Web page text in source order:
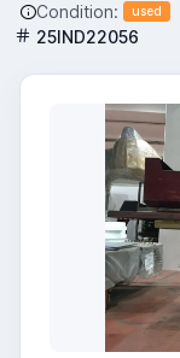
Condition: used
25IND22056